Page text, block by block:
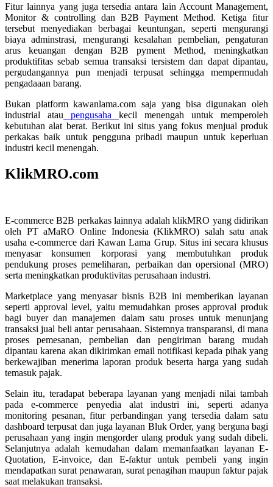
Fitur lainnya yang juga tersedia antara lain Account Management,
Monitor & controlling dan B2B Payment Method. Ketiga fitur
tersebut menyediakan berbagai keuntungan, seperti mengurangi
biaya adminstrasi, mengurangi kesalahan pembelian, pengaturan
arus keuangan dengan B2B pyment Method, meningkatkan
produktifitas sebab semua transaksi tersistem dan dapat dipantau,
pergudangannya pun menjadi terpusat sehingga mempermudah
pengadaaan barang.
Bukan platform kawanlama.com saja yang bisa digunakan oleh
industrial atau pengusaha kecil menengah untuk memperoleh
kebutuhan alat berat. Berikut ini situs yang fokus menjual produk
perkakas baik untuk pengguna pribadi maupun untuk keperluan
industri kecil menengah.
KlikMRO.com
E-commerce B2B perkakas lainnya adalah klikMRO yang didirikan
oleh PT aMaRO Online Indonesia (KlikMRO) salah satu anak
usaha e-commerce dari Kawan Lama Grup. Situs ini secara khusus
menyasar konsumen korporasi yang membutuhkan produk
pendukung proses pemeliharan, perbaikan dan opersional (MRO)
serta meningkatkan produktivitas perusahaan industri.
Marketplace yang menyasar bisnis B2B ini memberikan layanan
seperti approval level, yaitu memudahkan proses approval produk
bagi buyer dan manajemen dalam satu proses untuk menunjang
transaksi jual beli antar perusahaan. Sistemnya transparansi, di mana
proses pemesanan, pembelian dan pengiriman barang mudah
dipantau karena akan dikirimkan email notifikasi kepada pihak yang
berkewajiban menerima laporan produk beserta harga yang sudah
temasuk pajak.
Selain itu, teradapat beberapa layanan yang menjadi nilai tambah
pada e-commerce penyedia alat industri ini, seperti adanya
monitoring pesanan, fitur perbandingan yang tersedia dalam satu
dashboard terpusat dan juga layanan Bluk Order, yang berguna bagi
perusahaan yang ingin mengorder ulang produk yang sudah dibeli.
Selanjutnya adalah kemudahan dalam memanfaatkan layanan E-
Quotation, E-invoice, dan E-faktur untuk pembeli yang ingin
mendapatkan surat penawaran, surat penagihan maupun faktur pajak
saat melakukan transaksi.